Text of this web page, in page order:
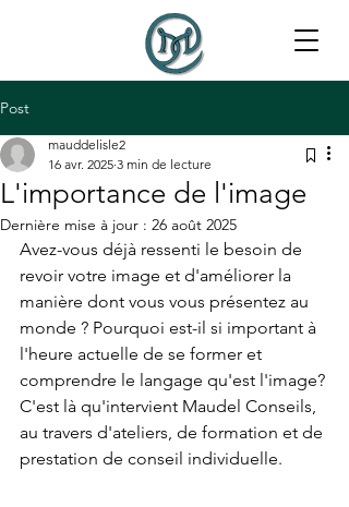
Post
L'importance de l'image
mauddelisle2
16 avr. 2025 3 min de lecture
Dernière mise à jour : 26 août 2025
Avez-vous déjà ressenti le besoin de
revoir votre image et d'améliorer la
manière dont vous vous présentez au
monde ? Pourquoi est-il si important à
l'heure actuelle de se former et
comprendre le langage qu'est l'image?
C'est là qu'intervient Maudel Conseils,
au travers d'ateliers, de formation et de
prestation de conseil individuelle.